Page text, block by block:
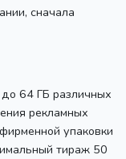
сначала
64 ГБ различных
рекламных
упаковки
тираж 50